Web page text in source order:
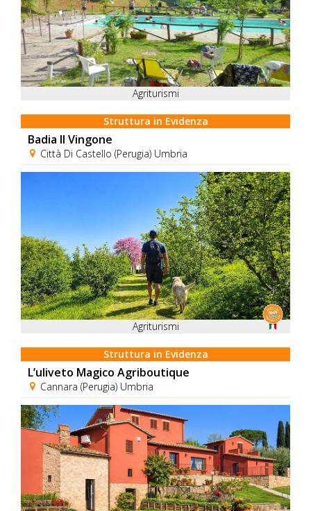
Agriturismi
Struttura in Evidenza
Badia Il Vingone
Città Di Castello (Perugia) Umbria
Agriturismi
Struttura in Evidenza
L’uliveto Magico Agriboutique
Cannara (Perugia) Umbria